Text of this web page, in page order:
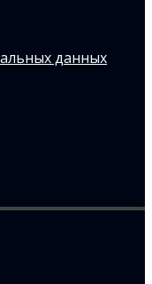
данных